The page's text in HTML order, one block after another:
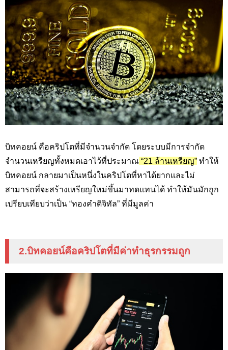
บิทคอยน์ คือคริปโตที่มีจำนวนจำกัด โดยระบบมีการจำกัด
จำนวนเหรียญทั้งหมดเอาไว้ที่ประมาณ “21 ล้านเหรียญ” ทำให้
บิทคอยน์ กลายมาเป็นหนึ่งในคริปโตที่หาได้ยากและไม่
สามารถที่จะสร้างเหรียญใหม่ขึ้นมาทดแทนได้ ทำให้มันมักถูก
เปรียบเทียบว่าเป็น “ทองคำดิจิทัล” ที่มีมูลค่า
2.บิทคอยน์คือคริปโตที่มีค่าทำธุรกรรมถูก